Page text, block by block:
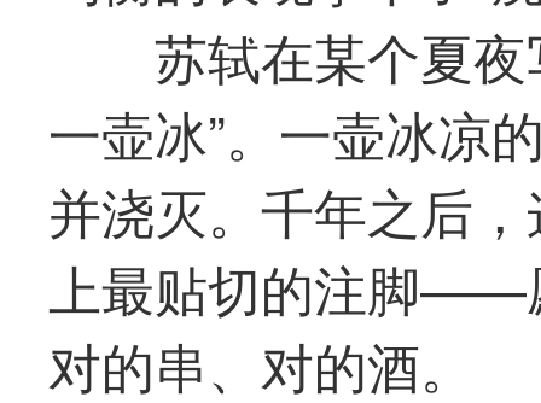
苏轼在某个夏
一壶冰”。一壶冰凉
并浇灭。千年之后
上最贴切的注脚——
对的串、对的酒。